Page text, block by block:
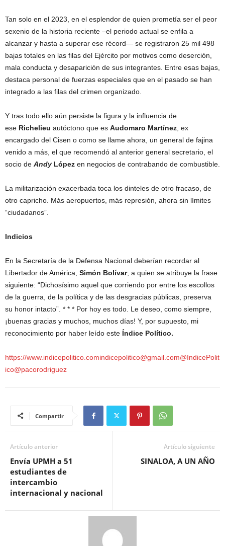
Tan solo en el 2023, en el esplendor de quien prometía ser el peor
sexenio de la historia reciente –el periodo actual se enfila a
alcanzar y hasta a superar ese récord— se registraron 25 mil 498
bajas totales en las filas del Ejército por motivos como deserción,
mala conducta y desaparición de sus integrantes. Entre esas bajas,
destaca personal de fuerzas especiales que en el pasado se han
integrado a las filas del crimen organizado.
Y tras todo ello aún persiste la figura y la influencia de
ese Richelieu autóctono que es Audomaro Martínez , ex
encargado del Cisen o como se llame ahora, un general de fajina
venido a más, el que recomendó al anterior general secretario, el
socio de Andy López en negocios de contrabando de combustible.
La militarización exacerbada toca los dinteles de otro fracaso, de
otro capricho. Más aeropuertos, más represión, ahora sin límites
“ciudadanos”.
Indicios
En la Secretaría de la Defensa Nacional deberían recordar al
Libertador de América, Simón Bolívar, a quien se atribuye la frase
siguiente: “Dichosísimo aquel que corriendo por entre los escollos
de la guerra, de la política y de las desgracias públicas, preserva
su honor intacto”. * * * Por hoy es todo. Le deseo, como siempre,
¡buenas gracias y muchos, muchos días! Y, por supuesto, mi
reconocimiento por haber leído este Índice Político.
https://www.indicepolitico.comindicepolitico@gmail.com@IndicePolit
ico@pacorodriguez
Compartir
Artículo anterior
Envía UPMH a 51
estudiantes de
intercambio
internacional y nacional
Artículo siguiente
SINALOA, A UN AÑO